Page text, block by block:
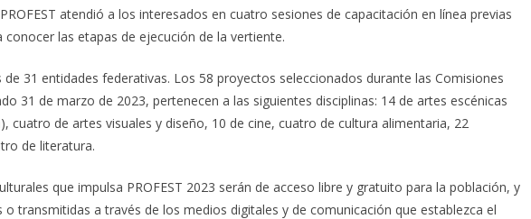
atendió a los interesados en cuatro sesiones de capacitación en línea previas
conocer las etapas de ejecución de la vertiente.
31 entidades federativas. Los 58 proyectos seleccionados durante las Comisiones
31 de marzo de 2023, pertenecen a las siguientes disciplinas: 14 de artes escénicas
cuatro de artes visuales y diseño, 10 de cine, cuatro de cultura alimentaria, 22
de literatura.
que impulsa PROFEST 2023 serán de acceso libre y gratuito para la población, y
o transmitidas a través de los medios digitales y de comunicación que establezca el